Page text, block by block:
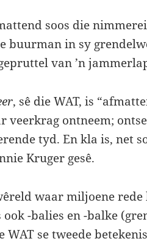
soos die
buurman in sy
van ’n
, sê die WAT, is
veerkrag ontneem;
tyd. En kla is, net
Kruger gesê.
waar miljoene
ook -balies en -balke
WAT se tweede